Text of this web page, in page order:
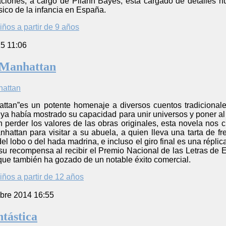
de la infancia en España.
a partir de 9 años
11:06
un potente homenaje a diversos cuentos
había mostrado su capacidad para unir universos y poner
perder los valores de las obras originales, esta novela nos
para visitar a su abuela, a quien lleva una tarta de
lobo o del hada madrina, e incluso el giro final es una
recompensa al recibir el Premio Nacional de las Letras de
también ha gozado de un notable éxito comercial.
a partir de 12 años
2014 16:55